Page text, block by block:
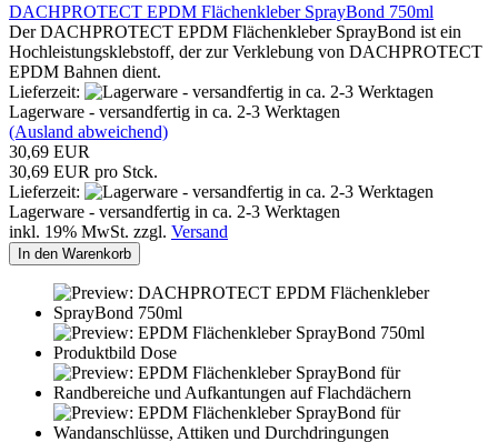
DACHPROTECT EPDM Flächenkleber SprayBond 750ml
Der DACHPROTECT EPDM Flächenkleber SprayBond ist ein
Hochleistungsklebstoff, der zur Verklebung von DACHPROTECT
EPDM Bahnen dient.
Lieferzeit:
Lagerware - versandfertig in ca. 2-3 Werktagen
(Ausland abweichend)
30,69 EUR
30,69 EUR pro Stck.
Lieferzeit:
Lagerware - versandfertig in ca. 2-3 Werktagen
inkl. 19% MwSt. zzgl. Versand
In den Warenkorb